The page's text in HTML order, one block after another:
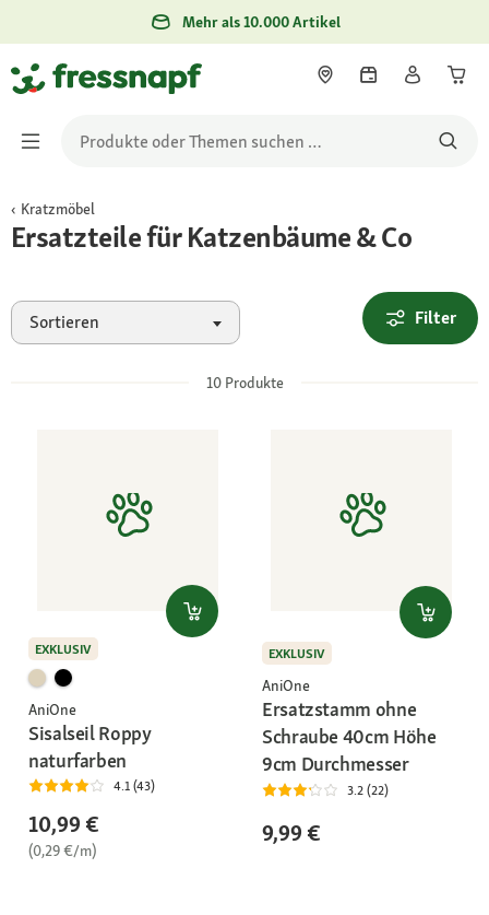
Mehr als 10.000 Artikel
Kratzmöbel
Ersatzteile für Katzenbäume & Co
Sortieren Filter
10Produkte
EXKLUSIV
AniOne
Sisalseil Roppy
naturfarben
4.1 (43)
10,99 €
(0,29 €/m)
EXKLUSIV
AniOne
Ersatzstamm ohne
Schraube 40cm Höhe
9cm Durchmesser
3.2 (22)
9,99 €